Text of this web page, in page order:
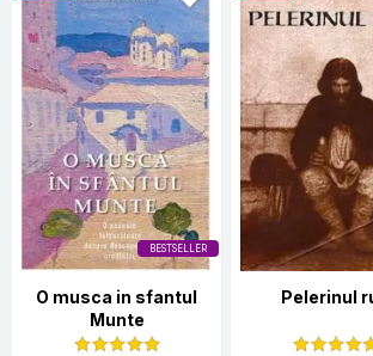
BESTSELLER
O musca in sfantul
Munte
Pelerinul